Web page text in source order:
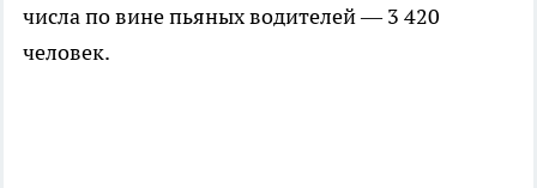
числа по вине пьяных водителей — 3 420
человек.